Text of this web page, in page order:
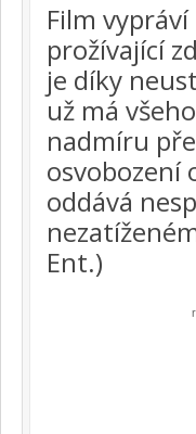
Film
prožívající
je díky
už má
nadmíru
osvobození
oddává
Ent.)